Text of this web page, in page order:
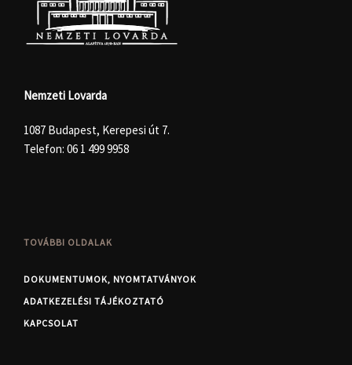
Nemzeti Lovarda
1087 Budapest, Kerepesi út 7.
Telefon: 06 1 499 9958
TOVÁBBI OLDALAK
DOKUMENTUMOK, NYOMTATVÁNYOK
ADATKEZELÉSI TÁJÉKOZTATÓ
KAPCSOLAT